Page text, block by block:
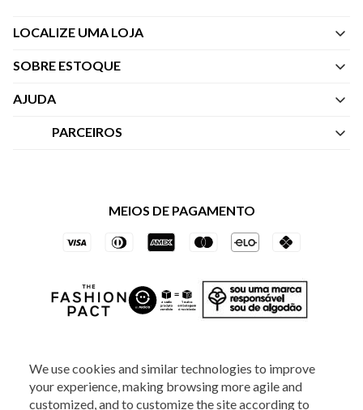
We use cookies and similar technologies to improve
your experience, making browsing more agile and
customized, and to customize the site according to
LOCALIZE UMA LOJA
SOBRE ESTOQUE
Quem Somos
AJUDA
Central de Atendimento
Trocas e Devoluções
PARCEIROS
Vai de Visa
Azul Fidelidade
MEIOS DE PAGAMENTO